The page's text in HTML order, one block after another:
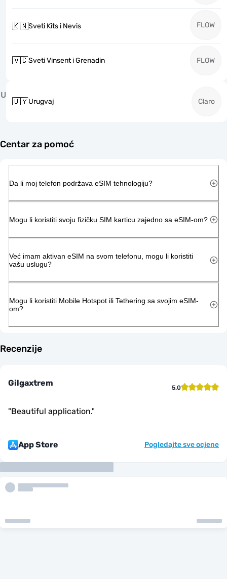
🇰🇳Sveti Kits i Nevis FLOW
🇻🇨Sveti Vinsent i Grenadin FLOW
U
🇺🇾Urugvaj Claro
Centar za pomoć
Da li moj telefon podržava eSIM tehnologiju?
Mogu li koristiti svoju fizičku SIM karticu zajedno sa eSIM-om?
Već imam aktivan eSIM na svom telefonu, mogu li koristiti
vašu uslugu?
Mogu li koristiti Mobile Hotspot ili Tethering sa svojim eSIM-
om?
Recenzije
Gilgaxtrem 5.0
"Beautiful application."
App Store Pogledajte sve ocjene